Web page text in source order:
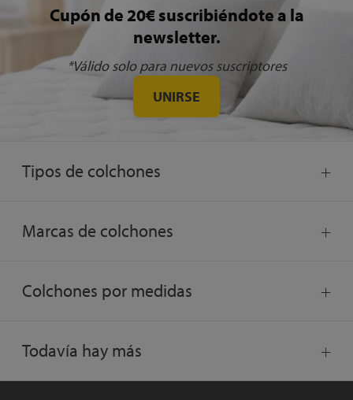
Cupón de 20€ suscribiéndote a la
newsletter.
*Válido solo para nuevos suscriptores
UNIRSE
Tipos de colchones
Marcas de colchones
Colchones por medidas
Todavía hay más